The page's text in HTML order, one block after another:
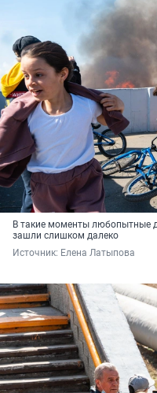
В такие моменты любопытные
зашли слишком далеко
Источник: Елена Латыпова